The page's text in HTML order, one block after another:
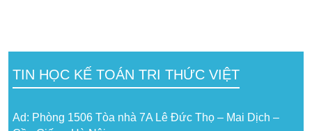
TIN HỌC KẾ TOÁN TRI THỨC VIỆT
Ad: Phòng 1506 Tòa nhà 7A Lê Đức Thọ – Mai Dịch –